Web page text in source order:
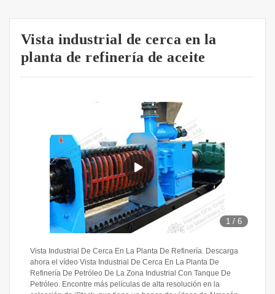
Vista industrial de cerca en la
planta de refinería de aceite
1 /6
Vista Industrial De Cerca En La Planta De Refinería. Descarga
ahora el vídeo Vista Industrial De Cerca En La Planta De
Refinería De Petróleo De La Zona Industrial Con Tanque De
Petróleo. Encontre más películas de alta resolución en la